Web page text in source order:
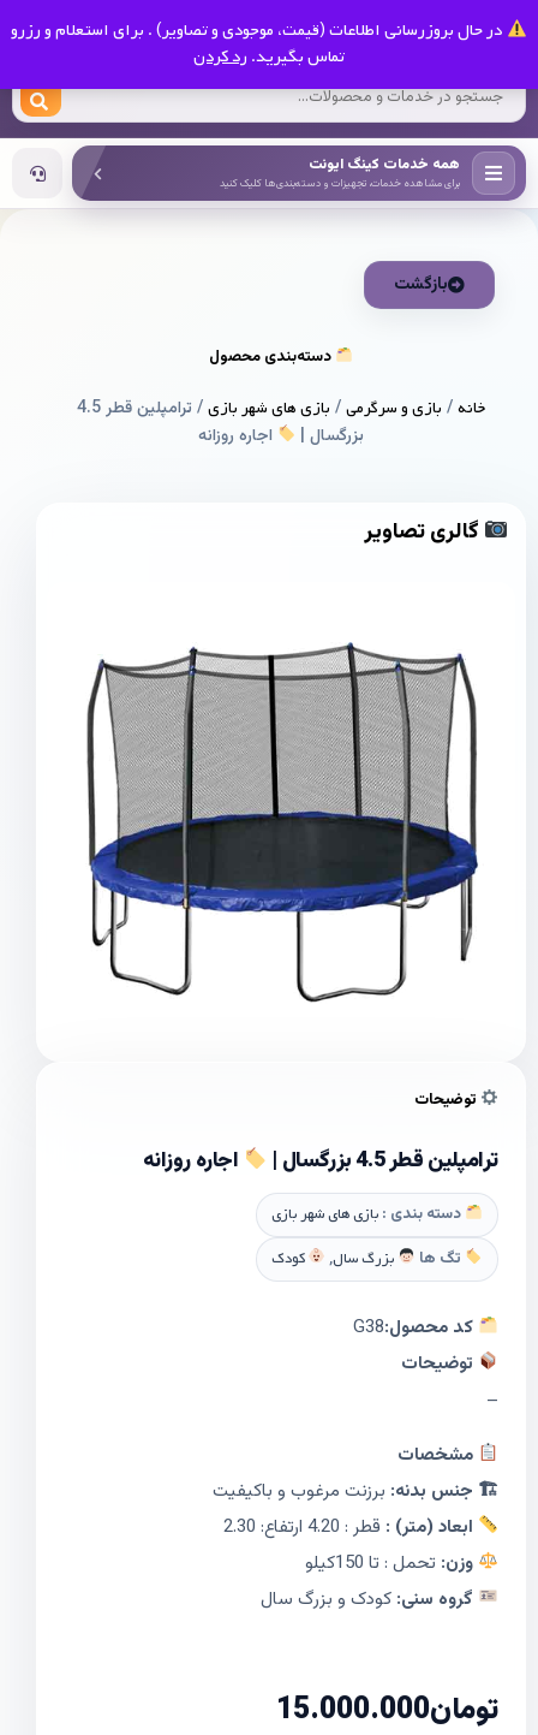
در حال بروزرسانی اطلاعات (قیمت، موجودی و تصاویر) . برای استعلام و رزرو
تماس بگیرید. رد کردن
کینگ ایونت
همه خدمات کینگ ایونت
برای مشاهده خدمات، تجهیزات و دسته‌بندی‌ها کلیک کنید
بازگشت
دسته‌بندی محصول
خانه/ بازی و سرگرمی/ بازی های شهر بازی
/ ترامپلین قطر 4.5
بزرگسال |
اجاره روزانه
گالری تصاویر
توضیحات
ترامپلین قطر 4.5 بزرگسال | اجاره روزانه
دسته بندی : بازی های شهر بازی
تگ ها
بزرگ سال, کودک
کد محصول:G38
توضیحات
–
مشخصات
🏗 جنس بدنه: برزنت مرغوب و باکیفیت
ابعاد (متر) : قطر : 4.20 ارتفاع: 2.30
وزن: تحمل : تا 150کیلو
گروه سنی: کودک و بزرگ سال
تومان15.000.000